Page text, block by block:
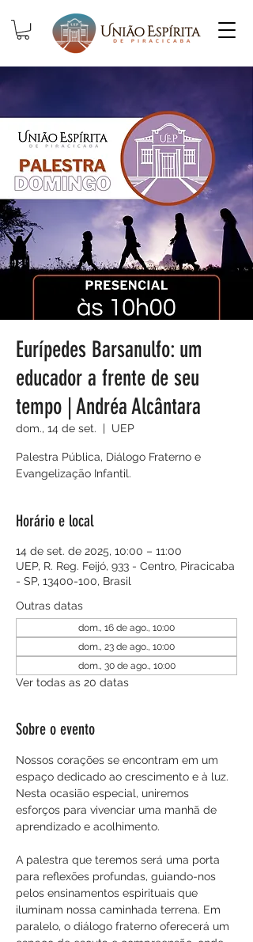
Eurípedes Barsanulfo: um
educador a frente de seu
tempo | Andréa Alcântara
dom., 14 de set.
  |
UEP
Palestra Pública, Diálogo Fraterno e
Evangelização Infantil.
Horário e local
14 de set. de 2025, 10:00 – 11:00
UEP, R. Reg. Feijó, 933 - Centro, Piracicaba
- SP, 13400-100, Brasil
Outras datas
dom., 16 de ago., 10:00
dom., 23 de ago., 10:00
dom., 30 de ago., 10:00
Ver todas as 20 datas
Sobre o evento
Nossos corações se encontram em um
espaço dedicado ao crescimento e à luz.
Nesta ocasião especial, uniremos
esforços para vivenciar uma manhã de
aprendizado e acolhimento.
A palestra que teremos será uma porta
para reflexões profundas, guiando-nos
pelos ensinamentos espirituais que
iluminam nossa caminhada terrena. Em
paralelo, o diálogo fraterno oferecerá um